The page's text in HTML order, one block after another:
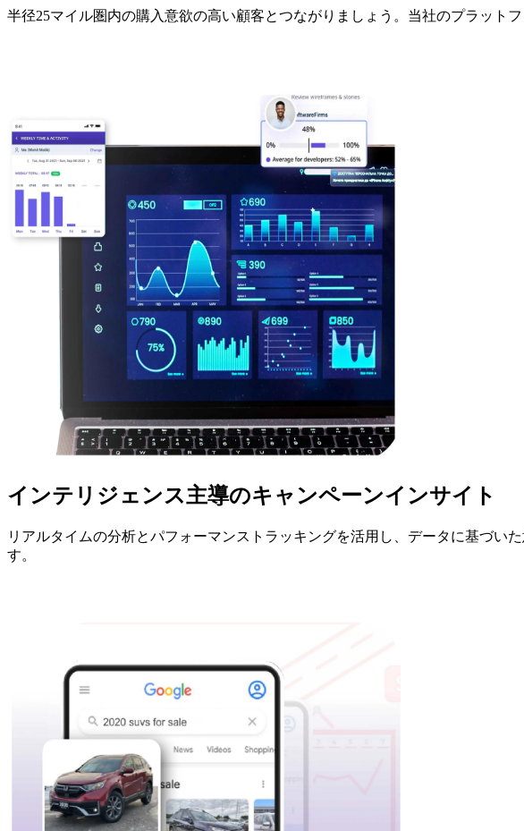
半径25マイル圏内の購入意欲の高い顧客とつながりましょう。当社のプラット
インテリジェンス主導のキャンペーンインサイト
リアルタイムの分析とパフォーマンストラッキングを活用し、データに基づい
す。